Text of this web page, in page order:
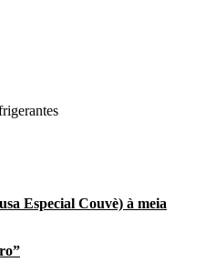
Especial Couvè) à meia